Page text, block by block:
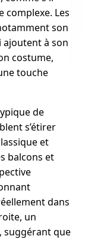
complexe. Les
son
ajoutent à son
costume,
touche
de
s’étirer
et
balcons et
dans
un
suggérant que